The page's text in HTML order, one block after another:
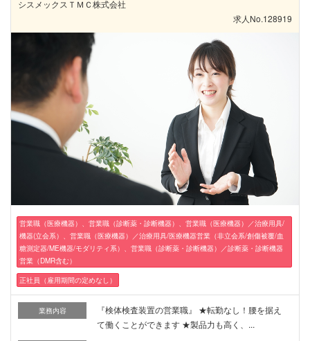
シスメックスＴＭＣ株式会社
求人No.128919
営業職（医療機器）、営業職（診断薬・診断機器）、営業職（医療機器）／治療用具/
機器(立会系）、営業職（医療機器）／治療用具/医療機器営業（非立会系/創傷被覆/血
糖測定器/ME機器/モダリティ系）、営業職（診断薬・診断機器）／診断薬・診断機器
営業（DMR含む）
正社員（雇用期間の定めなし）
業務内容
『検体検査装置の営業職』 ★転勤なし！腰を据え
て働くことができます ★製品力も高く、...